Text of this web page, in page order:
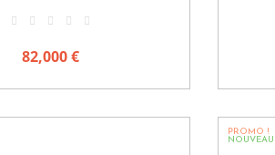
82,000 €
PROMO !
NOUVEAU